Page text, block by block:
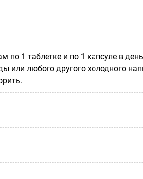
1 таблетке и по 1 капсуле в
или любого другого холодного